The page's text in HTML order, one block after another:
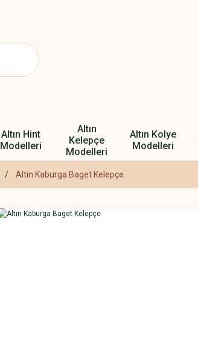
Altın Hint
Modelleri
Altın
Kelepçe
Modelleri
Altın Kolye
Modelleri
Altın Kaburga Baget Kelepçe